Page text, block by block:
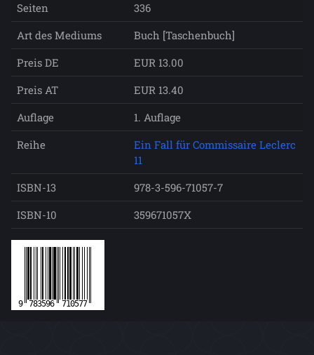
Seiten
336
Art des Mediums
Buch [Taschenbuch]
Preis DE
EUR 13.00
Preis AT
EUR 13.40
Auflage
1. Auflage
Reihe
Ein Fall für Commissaire Leclerc
11
ISBN-13
978-3-596-71057-7
ISBN-10
359671057X